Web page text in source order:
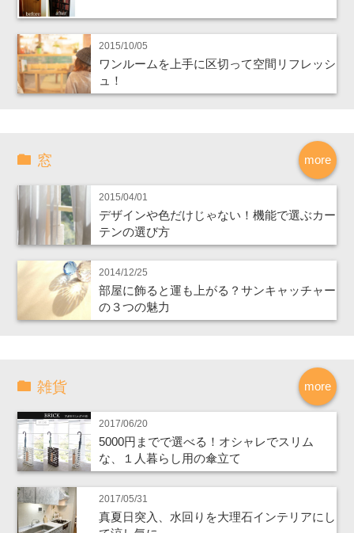
2015/10/05
ワンルームを上手に区切って空間リフレッシ
ュ！
more
窓
2015/04/01
デザインや色だけじゃない！機能で選ぶカー
テンの選び方
2014/12/25
部屋に飾ると運も上がる？サンキャッチャー
の３つの魅力
more
雑貨
2017/06/20
5000円までで選べる！オシャレでスリム
な、１人暮らし用の傘立て
2017/05/31
真夏日突入、水回りを大理石インテリアにし